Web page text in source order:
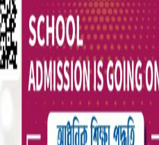
ভিডিও পোস্ট শিক্ষকের